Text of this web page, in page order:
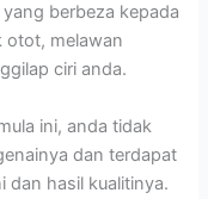
berbeza kepada
otot, melawan
ciri anda.
ini, anda tidak
dan terdapat
dan hasil kualitinya.